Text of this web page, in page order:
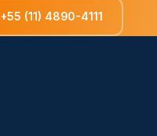
+55 (11) 4890-4111